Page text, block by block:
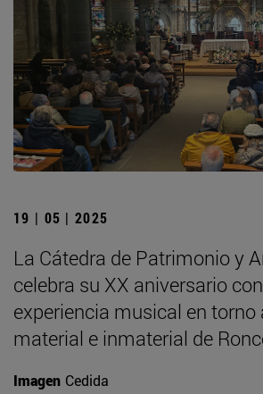
19 | 05 | 2025
La Cátedra de Patrimonio y
celebra su XX aniversario
experiencia musical en
material e inmaterial de
Imagen Cedida